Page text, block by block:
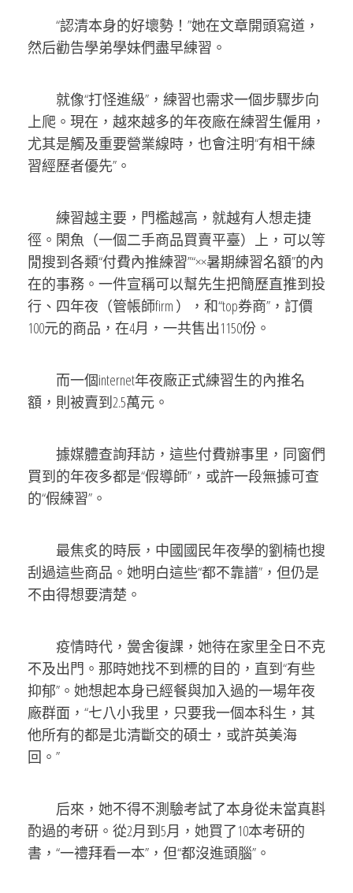
“認清本身的好壞勢！”她在文章開頭寫道，
然后勸告學弟學妹們盡早練習。
就像“打怪進級”，練習也需求一個步驟步向
上爬。現在，越來越多的年夜廠在練習生僱用，
尤其是觸及重要營業線時，也會注明“有相干練
習經歷者優先”。
練習越主要，門檻越高，就越有人想走捷
徑。閑魚（一個二手商品買賣平臺）上，可以等
閒搜到各類“付費內推練習”“××暑期練習名額”的內
在的事務。一件宣稱可以幫先生把簡歷直推到投
行、四年夜（管帳師firm ），和“top券商”，訂價
100元的商品，在4月，一共售出1150份。
而一個internet年夜廠正式練習生的內推名
額，則被賣到2.5萬元。
據媒體查詢拜訪，這些付費辦事里，同窗們
買到的年夜多都是“假導師”，或許一段無據可查
的“假練習”。
最焦炙的時辰，中國國民年夜學的劉楠也搜
刮過這些商品。她明白這些“都不靠譜”，但仍是
不由得想要清楚。
疫情時代，黌舍復課，她待在家里全日不克
不及出門。那時她找不到標的目的，直到“有些
抑郁”。她想起本身已經餐與加入過的一場年夜
廠群面，“七八小我里，只要我一個本科生，其
他所有的都是北清斷交的碩士，或許英美海
回。”
后來，她不得不測驗考試了本身從未當真斟
酌過的考研。從2月到5月，她買了10本考研的
書，“一禮拜看一本”，但“都沒進頭腦”。